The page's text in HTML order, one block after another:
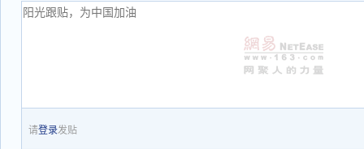
请登录发贴